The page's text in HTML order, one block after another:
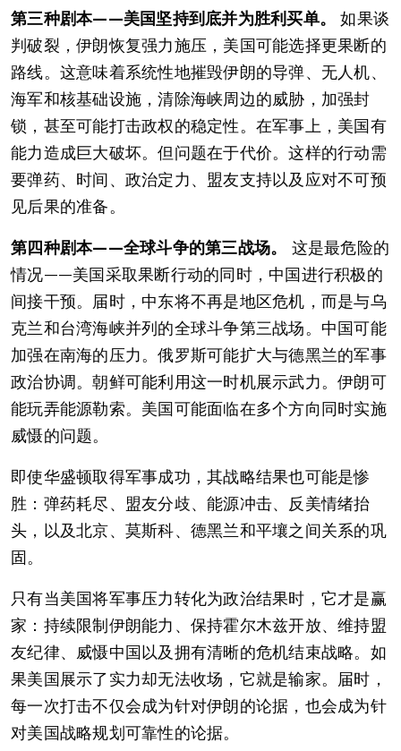
第三种剧本——美国坚持到底并为胜利买单。
如果谈
判破裂，伊朗恢复强力施压，美国可能选择更果断的
路线。这意味着系统性地摧毁伊朗的导弹、无人机、
海军和核基础设施，清除海峡周边的威胁，加强封
锁，甚至可能打击政权的稳定性。在军事上，美国有
能力造成巨大破坏。但问题在于代价。这样的行动需
要弹药、时间、政治定力、盟友支持以及应对不可预
见后果的准备。
第四种剧本——全球斗争的第三战场。
这是最危险的
情况——美国采取果断行动的同时，中国进行积极的
间接干预。届时，中东将不再是地区危机，而是与乌
克兰和台湾海峡并列的全球斗争第三战场。中国可能
加强在南海的压力。俄罗斯可能扩大与德黑兰的军事
政治协调。朝鲜可能利用这一时机展示武力。伊朗可
能玩弄能源勒索。美国可能面临在多个方向同时实施
威慑的问题。
即使华盛顿取得军事成功，其战略结果也可能是惨
胜：弹药耗尽、盟友分歧、能源冲击、反美情绪抬
头，以及北京、莫斯科、德黑兰和平壤之间关系的巩
固。
只有当美国将军事压力转化为政治结果时，它才是赢
家：持续限制伊朗能力、保持霍尔木兹开放、维持盟
友纪律、威慑中国以及拥有清晰的危机结束战略。如
果美国展示了实力却无法收场，它就是输家。届时，
每一次打击不仅会成为针对伊朗的论据，也会成为针
对美国战略规划可靠性的论据。